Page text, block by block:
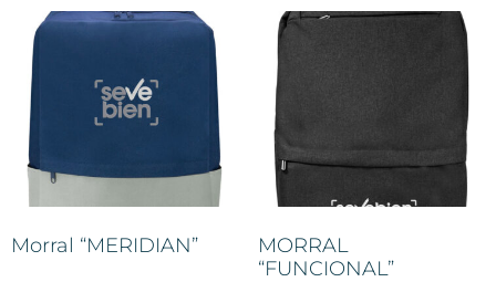
Morral “MERIDIAN”
MORRAL
“FUNCIONAL”